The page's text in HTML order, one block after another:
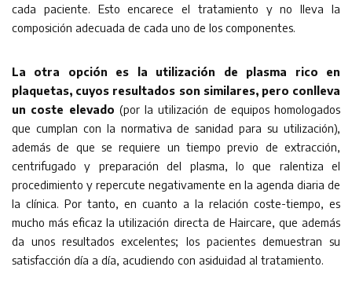
cada paciente. Esto encarece el tratamiento y no lleva la
composición adecuada de cada uno de los componentes.
La otra opción es la utilización de plasma rico en
plaquetas, cuyos resultados son similares, pero conlleva
un coste elevado (por la utilización de equipos homologados
que cumplan con la normativa de sanidad para su utilización),
además de que se requiere un tiempo previo de extracción,
centrifugado y preparación del plasma, lo que ralentiza el
procedimiento y repercute negativamente en la agenda diaria de
la clínica. Por tanto, en cuanto a la relación coste-tiempo, es
mucho más eficaz la utilización directa de Haircare, que además
da unos resultados excelentes; los pacientes demuestran su
satisfacción día a día, acudiendo con asiduidad al tratamiento.